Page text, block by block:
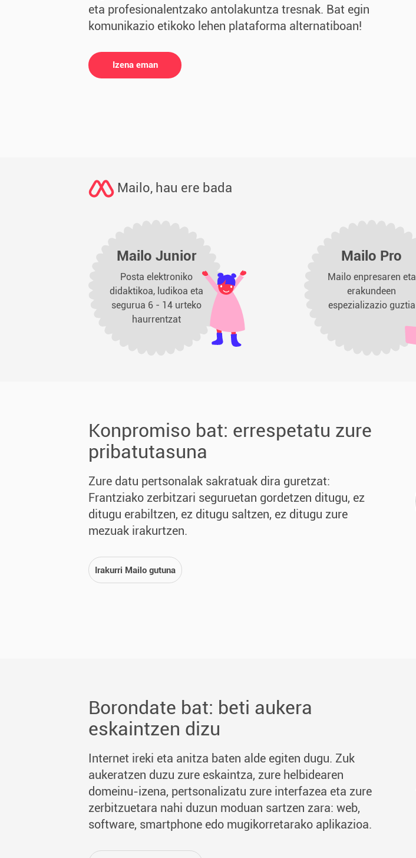
eta profesionalentzako antolakuntza tresnak. Bat egin
komunikazio etikoko lehen plataforma alternatiboan!
Izena eman
Mailo, hau ere bada
Mailo Junior
Posta elektroniko
didaktikoa, ludikoa eta
segurua 6 - 14 urteko
haurrentzat
Mailo Pro
Mailo enpresaren eta
erakundeen
espezializazio guztia
Konpromiso bat: errespetatu zure
pribatutasuna
Zure datu pertsonalak sakratuak dira guretzat:
Frantziako zerbitzari seguruetan gordetzen ditugu, ez
ditugu erabiltzen, ez ditugu saltzen, ez ditugu zure
mezuak irakurtzen.
Irakurri Mailo gutuna
Borondate bat: beti aukera
eskaintzen dizu
Internet ireki eta anitza baten alde egiten dugu. Zuk
aukeratzen duzu zure eskaintza, zure helbidearen
domeinu-izena, pertsonalizatu zure interfazea eta zure
zerbitzuetara nahi duzun moduan sartzen zara: web,
software, smartphone edo mugikorretarako aplikazioa.